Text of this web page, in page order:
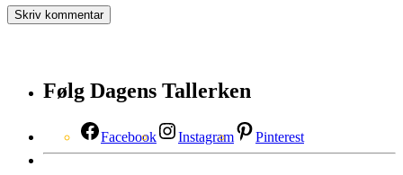
Følg Dagens Tallerken
Facebook Instagram Pinterest